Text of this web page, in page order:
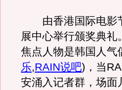
由香港国际电影
展中心举行颁奖典
焦点人物是韩国人气
乐,RAIN说吧) ，当
安涌入记者群，场面